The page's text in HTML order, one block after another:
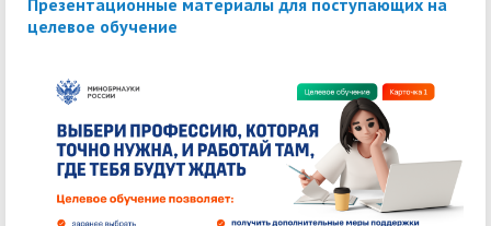
целевое обучение